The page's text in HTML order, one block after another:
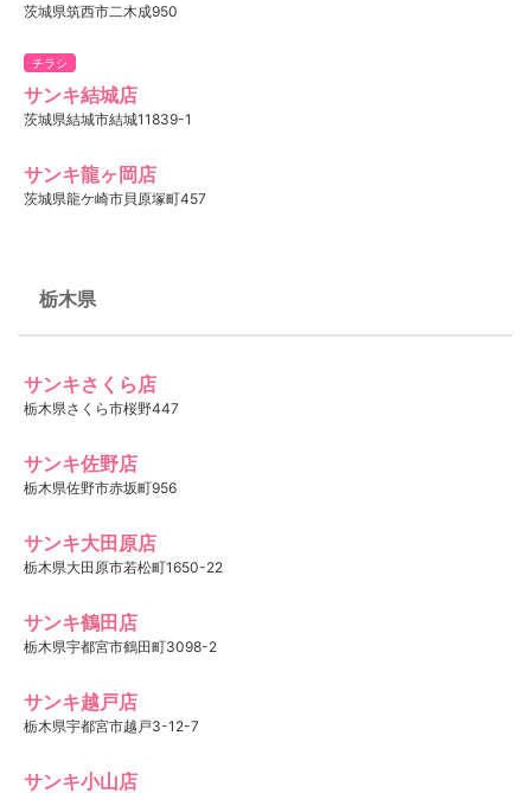
茨城県筑西市二木成950
チラシ
サンキ結城店
茨城県結城市結城11839-1
サンキ龍ヶ岡店
茨城県龍ケ崎市貝原塚町457
栃木県
サンキさくら店
栃木県さくら市桜野447
サンキ佐野店
栃木県佐野市赤坂町956
サンキ大田原店
栃木県大田原市若松町1650-22
サンキ鶴田店
栃木県宇都宮市鶴田町3098-2
サンキ越戸店
栃木県宇都宮市越戸3-12-7
サンキ小山店